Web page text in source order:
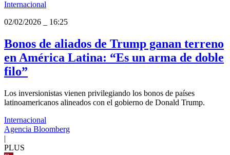
Internacional
02/02/2026
16:25
Bonos de aliados de Trump ganan terreno
en América Latina: “Es un arma de doble
filo”
Los inversionistas vienen privilegiando los bonos de países
latinoamericanos alineados con el gobierno de Donald Trump.
Internacional
Agencia Bloomberg
|
PLUS